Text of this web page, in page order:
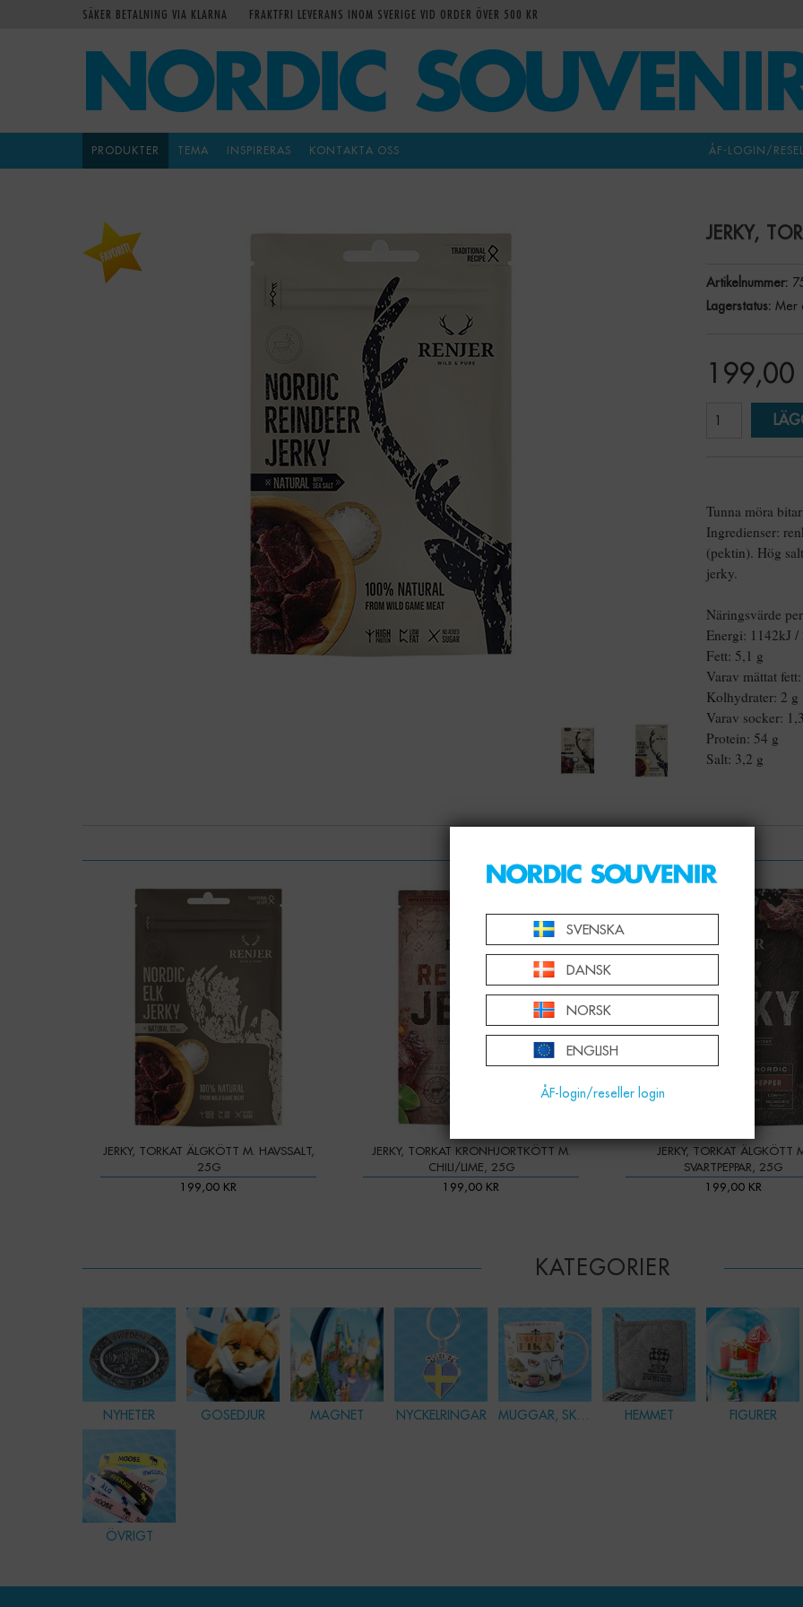
SÄKER BETALNING VIA KLARNA FRAKTFRI LEVERANS INOM SVERIGE VID ORDER ÖVER 500 KR
PRODUKTER TEMA INSPIRERAS ÅF-LOGIN/
KONTAKTA OSS
JERKY,
Artikelnummer:
Lagerstatus: Mer
199,00
Tunna möra
Ingredienser:
(pektin). Hög
jerky.
Näringsvärde
Energi: 1142kJ
Fett: 5,1 g
Varav mättat
Kolhydrater: 2 g
Varav socker:
Protein: 54 g
Salt: 3,2 g
LIKNANDE ARTIKLAR
JERKY, TORKAT ÄLGKÖTT M. HAVSSALT,
25G
199,00 KR
JERKY, TORKAT KRONHJORTKÖTT M.
CHILI/LIME, 25G
199,00 KR
JERKY, TORKAT ÄLGKÖTT
SVARTPEPPAR, 25G
199,00 KR
KATEGORIER
NYHETER GOSEDJUR MAGNET NYCKELRINGAR MUGGAR, SKÅLAR & GLAS HEMMET FIGURER
ÖVRIGT
SVENSKA
DANSK
NORSK
ENGLISH
ÅF-login/reseller login